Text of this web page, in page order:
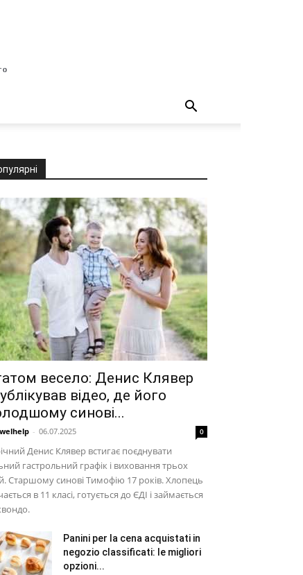
весело: Денис Клявер
відео, де його
синові...
- 06.07.2025 0
Денис Клявер встигає поєднувати
гастрольний графік і виховання трьох
Старшому синові Тимофію 17 років. Хлопець
в 11 класі, готується до ЄДІ і займається
Panini per la cena acquistati in
negozio classificati: le migliori
opzioni...